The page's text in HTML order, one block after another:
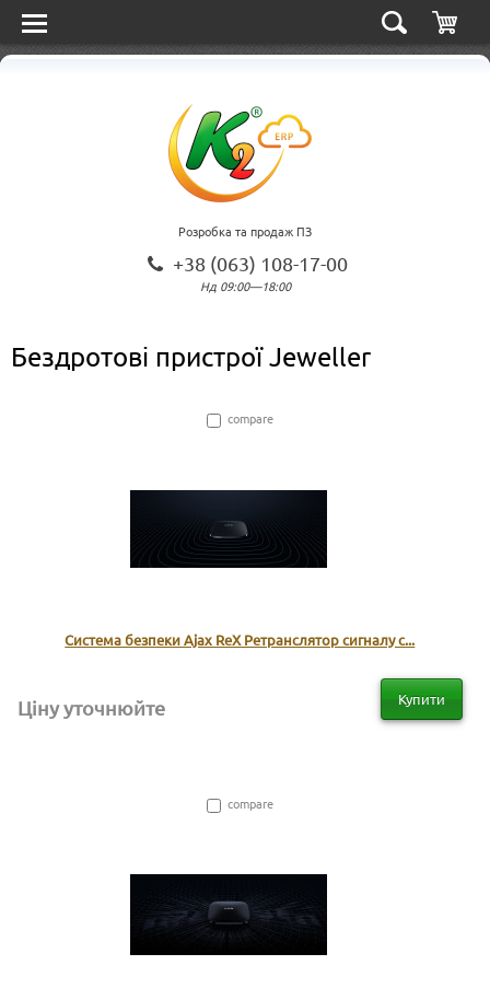
Розробка та продаж ПЗ
+38 (063) 108-17-00
Нд 09:00—18:00
Бездротові пристрої Jeweller
compare
Система безпеки Ajax ReX Ретранслятор сигналу с...
Ціну уточнюйте Купити
compare